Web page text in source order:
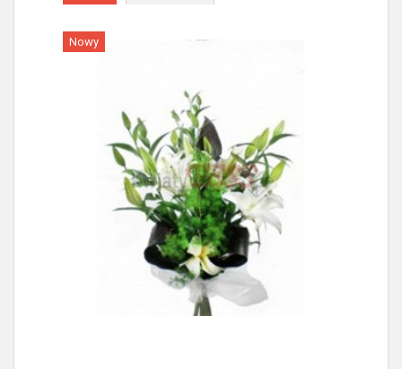
Nowy